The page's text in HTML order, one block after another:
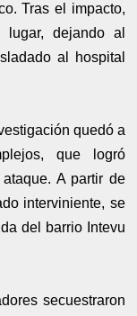
Tras el impacto,
dejando al
al hospital
quedó a
que logró
A partir de
interviniente, se
del barrio Intevu
secuestraron